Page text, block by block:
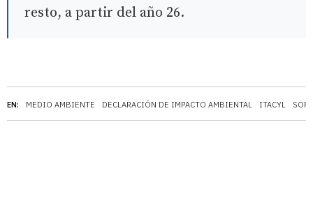
EN: MEDIO AMBIENTE DECLARACIÓN DE IMPACTO AMBIENTAL ITACYL
resto, a partir del año 26.